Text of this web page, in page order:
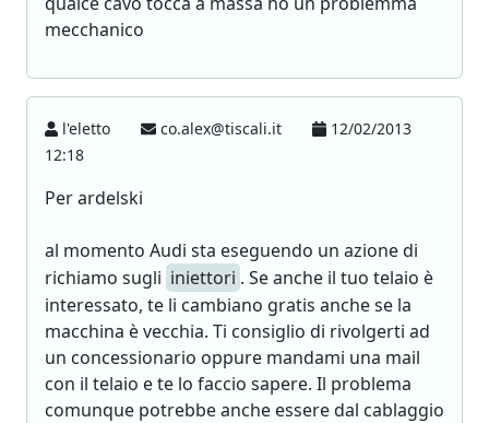
mecchanico
l'eletto co.alex@tiscali.it
12/02/2013
12:18
Per ardelski
al momento Audi sta eseguendo un azione di
richiamo sugli iniettori . Se anche il tuo telaio è
interessato, te li cambiano gratis anche se la
macchina è vecchia. Ti consiglio di rivolgerti ad
un concessionario oppure mandami una mail
con il telaio e te lo faccio sapere. Il problema
comunque potrebbe anche essere dal cablaggio